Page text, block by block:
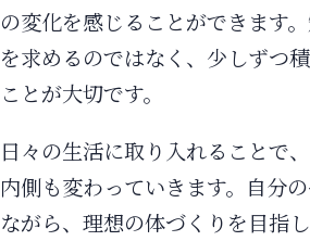
の変化を感じることができます
を求めるのではなく、少しずつ
ことが大切です。
日々の生活に取り入れることで
内側も変わっていきます。自分
ながら、理想の体づくりを目指